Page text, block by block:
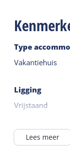
huisdier is na
Type
Vakantiehuis
Ligging
Vrijstaand
Begane grond
Lees meer